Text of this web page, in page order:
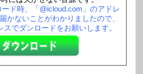
ド時、「@icloud.com」のアドレ
かないことがわかりましたので、
スでダンロードをお願いします。